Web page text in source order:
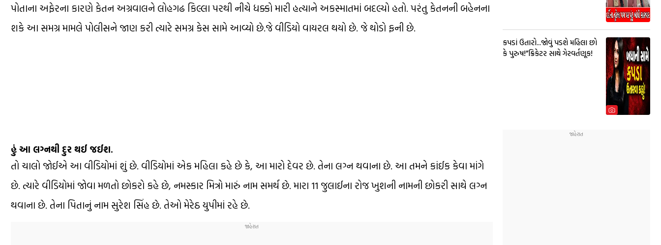
પોતાના અફેરના કારણે કેતન અગ્રવાલને લોહગઢ કિલ્લા પરથી નીચે ધક્કો મારી હત્યાને અકસ્માતમાં બદલ્યો હતો. પરંતુ કેતનની બહેનના
શકે આ સમગ્ર મામલે પોલીસને જાણ કરી ત્યારે સમગ્ર કેસ સામે આવ્યો છે.જે વીડિયો વાયરલ થયો છે. જે થોડો ફની છે.
હું આ લગ્નથી દુર થઈ જઈશ.
તો ચાલો જોઈએ આ વીડિયોમાં શું છે. વીડિયોમાં એક મહિલા કહે છે કે, આ મારો દેવર છે. તેના લગ્ન થવાના છે. આ તમને કાંઈક કેવા માંગે
છે. ત્યારે વીડિયોમાં જોવા મળતો છોકરો કહે છે, નમસ્કાર મિત્રો મારું નામ સમર્થ છે. મારા 11 જુલાઈના રોજ ખુશની નામની છોકરી સાથે લગ્ન
થવાના છે. તેના પિતાનું નામ સુરેશ સિંહ છે. તેઓ મેરેઠ યુપીમાં રહે છે.
કપડાં ઉતારો...જોવું પડશે મહિલા છો
કે પુરુષ!”ક્રિકેટર સાથે ગેરવર્તણૂક!